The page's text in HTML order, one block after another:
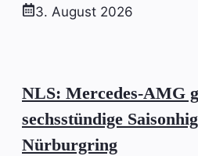
3. August 2026
NLS: Mercedes-AMG
sechsstündige
Nürburgring